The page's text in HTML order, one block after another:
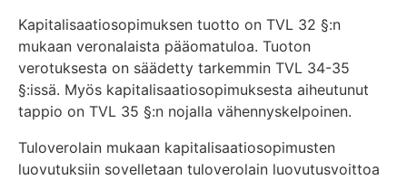
Kapitalisaatiosopimuksen tuotto on TVL 32 §:n
mukaan veronalaista pääomatuloa. Tuoton
verotuksesta on säädetty tarkemmin TVL 34-35
§:issä. Myös kapitalisaatiosopimuksesta aiheutunut
tappio on TVL 35 §:n nojalla vähennyskelpoinen.
Tuloverolain mukaan kapitalisaatiosopimusten
luovutuksiin sovelletaan tuloverolain luovutusvoittoa